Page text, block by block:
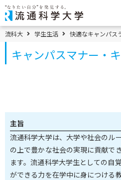
コ
ン
テ
ン
ツ
へ
移
パンくずメニュー
流科大 学生生活 快適なキャンパス
キャンパスマナー・
主旨
流通科学大学は、大学や社会のル
の上で豊かな社会の実現に貢献で
ます。流通科学大学生としての自
ができる力を在学中に身につける